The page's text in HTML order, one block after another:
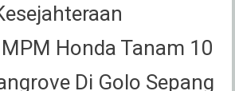
Honda Tanam 10
Di Golo Sepang